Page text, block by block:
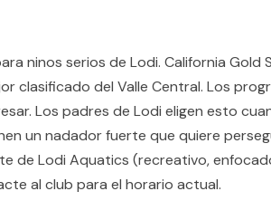
ninos serios de Lodi. California Gold
clasificado del Valle Central. Los
Los padres de Lodi eligen esto
un nadador fuerte que quiere
de Lodi Aquatics (recreativo,
al club para el horario actual.